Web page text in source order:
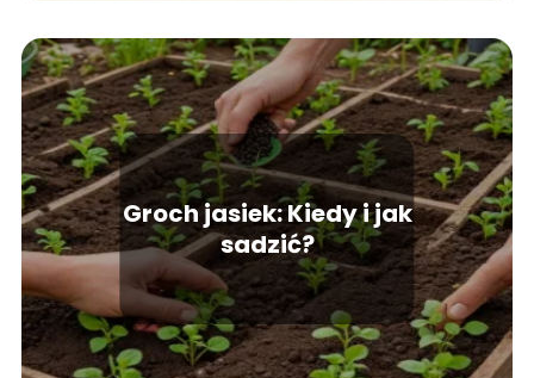
Groch jasiek: Kiedy i jak
sadzić?